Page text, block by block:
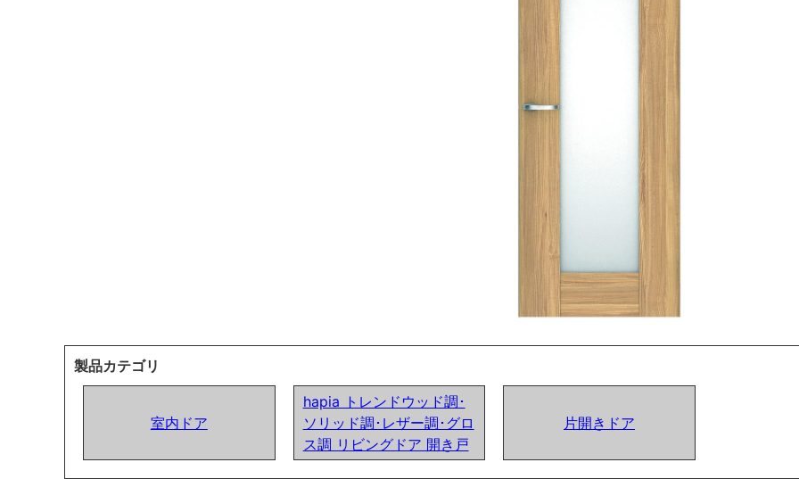
製品カテゴリ
室内ドア
hapia トレンドウッド調･
ソリッド調･レザー調･グロ
ス調 リビングドア 開き戸
片開きドア